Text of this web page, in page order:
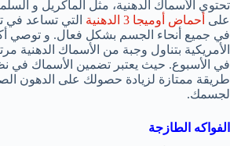
تحتوي الأسماك الدهنية، مثل الماكريل و
على أحماض أوميجا 3 الدهنية
التي تساعد في
في جميع أنحاء الجسم بشكل فعال. و توصي
الأمريكية بتناول وجبة من الأسماك الدهنية
في الأسبوع. حيث يعتبر تضمين الأسماك في
طريقة ممتازة لزيادة حصولك على الدهون
لجسمك.
الفواكه الطازجة